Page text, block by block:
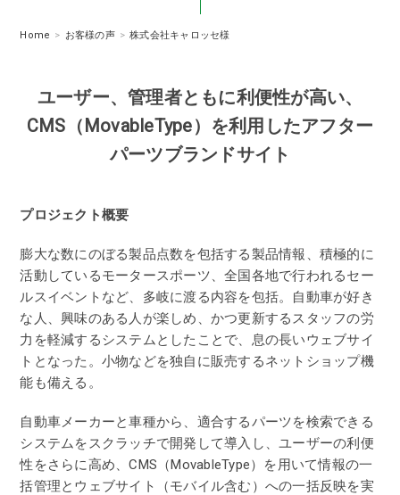
Home お客様の声 株式会社キャロッセ様
ユーザー、管理者ともに利便性が高い、
CMS（MovableType）を利用したアフター
パーツブランドサイト
プロジェクト概要
膨大な数にのぼる製品点数を包括する製品情報、積極的に
活動しているモータースポーツ、全国各地で行われるセー
ルスイベントなど、多岐に渡る内容を包括。自動車が好き
な人、興味のある人が楽しめ、かつ更新するスタッフの労
力を軽減するシステムとしたことで、息の長いウェブサイ
トとなった。小物などを独自に販売するネットショップ機
能も備える。
自動車メーカーと車種から、適合するパーツを検索できる
システムをスクラッチで開発して導入し、ユーザーの利便
性をさらに高め、CMS（MovableType）を用いて情報の一
括管理とウェブサイト（モバイル含む）への一括反映を実